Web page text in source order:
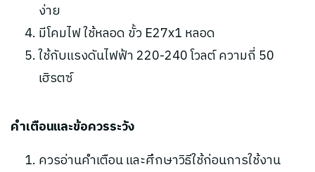
ง่าย
มีโคมไฟ ใช้หลอด ขั้ว E27x1 หลอด
ใช้กับแรงดันไฟฟ้า 220-240 โวลต์ ความถี่ 50
เฮิรตซ์
คำเตือนและข้อควรระวัง
ควรอ่านคำเตือน และศึกษาวิธีใช้ก่อนการใช้งาน